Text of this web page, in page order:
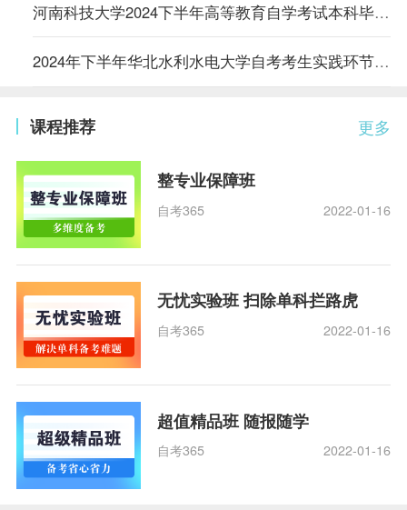
河南科技大学2024下半年高等教育自学考试本科毕业生申请授予学士学位的通知
2024年下半年华北水利水电大学自考考生实践环节和毕业论文申请通知
更多
课程推荐
整专业保障班
自考365 2022-01-16
无忧实验班 扫除单科拦路虎
自考365 2022-01-16
超值精品班 随报随学
自考365 2022-01-16